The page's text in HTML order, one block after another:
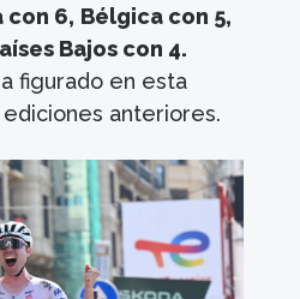
con 6, Bélgica con 5,
Bajos con 4.
figurado en esta
anteriores.